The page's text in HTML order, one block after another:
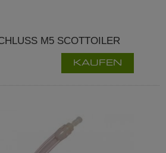
M5 SCOTTOILER
KAUFEN